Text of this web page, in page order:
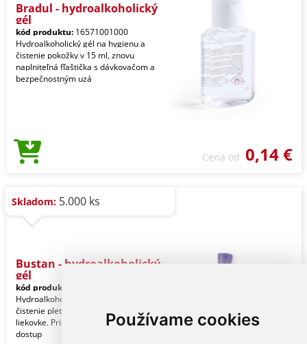
Používame cookies
Bradul - hydroalkoholický
gél
kód produktu: 16571001000
Hydroalkoholický gél na hygienu a
čistenie pokožky v 15 ml, znovu
naplniteľná fľaštička s dávkovačom a
bezpečnostným uzá
Cena od 0,14 €
Skladom: 5.000 ks
Bustan - hydroalkoholický
gél
kód produktu:
Hydroalkoholický sprej na hygienu a
čistenie pleti v 10ml znovu naplniteľnej
liekovke. Priesvitné telo s uzáverom
dostup